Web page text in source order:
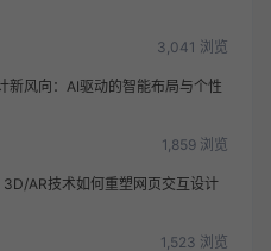
3,041 浏览
新风向：AI驱动的智能布局与个性
1,859 浏览
3D/AR技术如何重塑网页交互设计
1,523 浏览